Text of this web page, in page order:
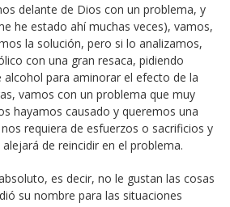
delante de Dios con un problema, y
he estado ahí muchas veces), vamos,
la solución, pero si lo analizamos,
con una gran resaca, pidiendo
para aminorar el efecto de la
vamos con un problema que muy
hayamos causado y queremos una
requiera de esfuerzos o sacrificios y
de reincidir en el problema.
es decir, no le gustan las cosas
su nombre para las situaciones